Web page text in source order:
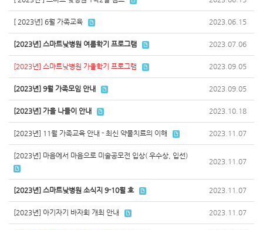
[ 2023년] 6월 가족교육 2023.06.15
[2023년] 스마트낮병원 여름학기 프로그램 2023.07.06
[2023년] 스마트낮병원 가을학기 프로그램 2023.09.05
[2023년] 9월 가족모임 안내 2023.09.05
[2023년] 가을 나들이 안내 2023.10.18
[2023년] 11월 가족교육 안내 - 최신 약물치료의 이해 2023.11.07
[2023년] 마음에서 마음으로 미술공모전 입상( 우수상, 입선)
2023.11.07
[2023년] 스마트낮병원 소식지 9-10월 호 2023.11.07
[2023년] 아기자기 바자회 개최 안내 2023.11.07